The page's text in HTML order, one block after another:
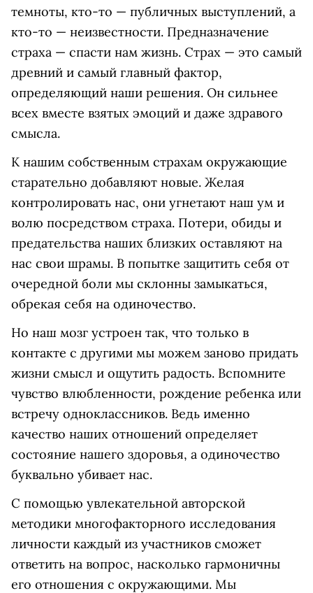
темноты, кто-то — публичных выступлений, а
кто-то — неизвестности. Предназначение
страха — спасти нам жизнь. Страх — это самый
древний и самый главный фактор,
определяющий наши решения. Он сильнее
всех вместе взятых эмоций и даже здравого
смысла.
К нашим собственным страхам окружающие
старательно добавляют новые. Желая
контролировать нас, они угнетают наш ум и
волю посредством страха. Потери, обиды и
предательства наших близких оставляют на
нас свои шрамы. В попытке защитить себя от
очередной боли мы склонны замыкаться,
обрекая себя на одиночество.
Но наш мозг устроен так, что только в
контакте с другими мы можем заново придать
жизни смысл и ощутить радость. Вспомните
чувство влюбленности, рождение ребенка или
встречу одноклассников. Ведь именно
качество наших отношений определяет
состояние нашего здоровья, а одиночество
буквально убивает нас.
С помощью увлекательной авторской
методики многофакторного исследования
личности каждый из участников сможет
ответить на вопрос, насколько гармоничны
его отношения с окружающими. Мы